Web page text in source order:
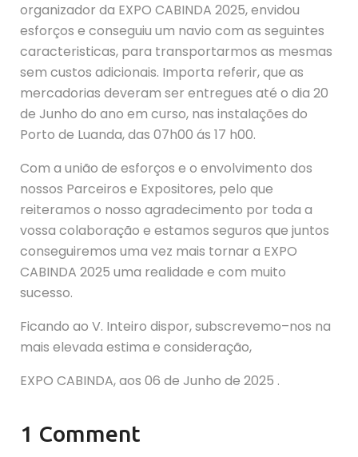
organizador da EXPO CABINDA 2025, envidou
esforços e conseguiu um navio com as seguintes
caracteristicas, para transportarmos as mesmas
sem custos adicionais. Importa referir, que as
mercadorias deveram ser entregues até o dia 20
de Junho do ano em curso, nas instalações do
Porto de Luanda, das 07h00 ás 17 h00.
Com a união de esforços e o envolvimento dos
nossos Parceiros e Expositores, pelo que
reiteramos o nosso agradecimento por toda a
vossa colaboração e estamos seguros que juntos
conseguiremos uma vez mais tornar a EXPO
CABINDA 2025 uma realidade e com muito
sucesso.
Ficando ao V. Inteiro dispor, subscrevemo–nos na
mais elevada estima e consideração,
EXPO CABINDA, aos 06 de Junho de 2025 .
1 Comment